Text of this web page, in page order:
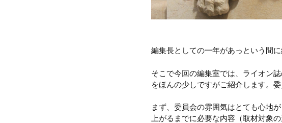
編集長としての一年があっという間
そこで今回の編集室では、ライオン
をほんの少しですがご紹介します。
まず、委員会の雰囲気はとても心地
上がるまでに必要な内容（取材対象